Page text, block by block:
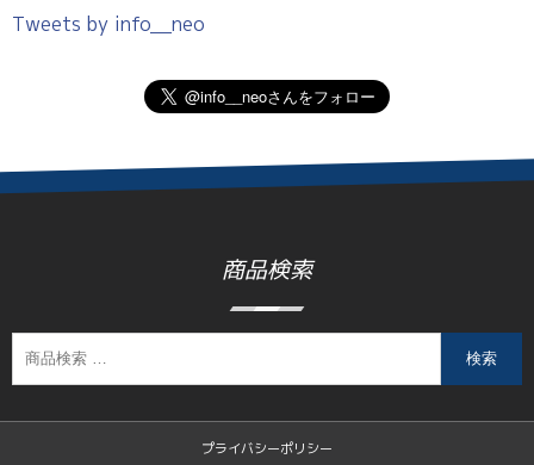
Tweets by info__neo
商品検索
検索
プライバシーポリシー